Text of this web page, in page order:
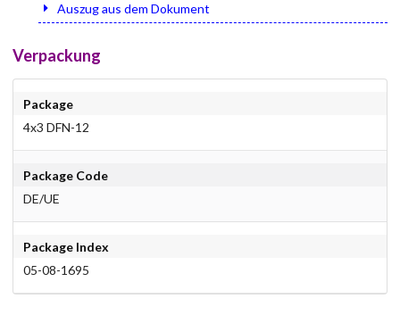
Auszug aus dem Dokument
Verpackung
Package
4x3 DFN-12
Package Code
DE/UE
Package Index
05-08-1695